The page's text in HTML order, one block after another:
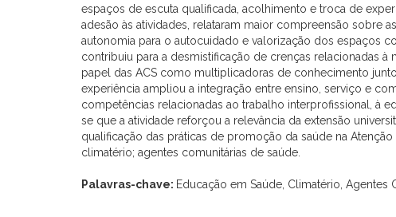
espaços de escuta qualificada, acolhimento e troca de
adesão às atividades, relataram maior compreensão sobre
autonomia para o autocuidado e valorização dos espaços
contribuiu para a desmistificação de crenças relacionadas
papel das ACS como multiplicadoras de conhecimento
experiência ampliou a integração entre ensino, serviço e
competências relacionadas ao trabalho interprofissional, à
se que a atividade reforçou a relevância da extensão
qualificação das práticas de promoção da saúde na Atenção
climatério; agentes comunitárias de saúde.
Palavras-chave: Educação em Saúde, Climatério, Agentes